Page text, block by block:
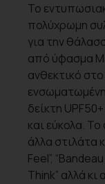
Το
πολύχρωμη
για την
από ύφασμα
ανθεκτικό
δείκτη
και εύκολα. Το
άλλα στιλάτα
Feel”,
Think” αλλά κι